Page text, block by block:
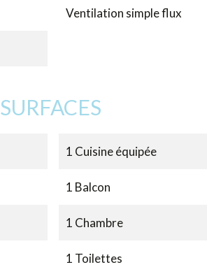
Ventilation simple flux
SURFACES
1 Cuisine équipée
1 Balcon
1 Chambre
1 Toilettes